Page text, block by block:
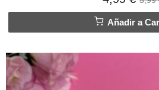
Añadir a